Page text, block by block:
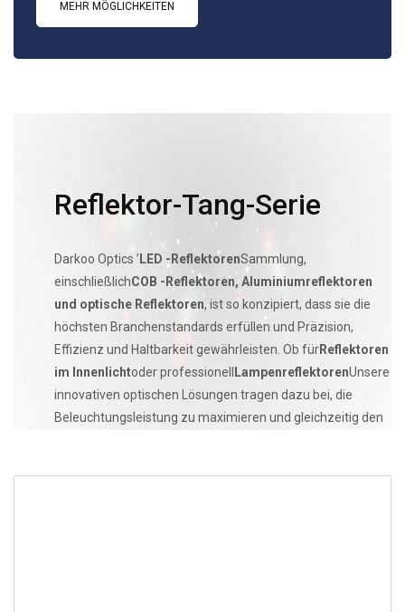
MEHR MÖGLICHKEITEN
Reflektor-Tang-Serie
Darkoo Optics ’ LED -ReflektorenSammlung,
einschließlichCOB -Reflektoren, Aluminiumreflektoren
und optische Reflektoren, ist so konzipiert, dass sie die
höchsten Branchenstandards erfüllen und Präzision,
Effizienz und Haltbarkeit gewährleisten. Ob fürReflektoren
im Innenlichtoder professionell LampenreflektorenUnsere
innovativen optischen Lösungen tragen dazu bei, die
Beleuchtungsleistung zu maximieren und gleichzeitig den